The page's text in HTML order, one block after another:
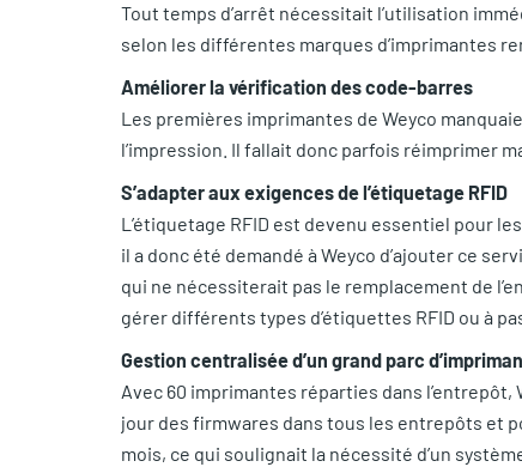
Tout temps d’arrêt nécessitait l’utilisation
selon les différentes marques d’imprimantes
Améliorer la vérification des code-barres
Les premières imprimantes de Weyco
l’impression. Il fallait donc parfois réimprimer
S’adapter aux exigences de l’étiquetage RFID
L’étiquetage RFID est devenu essentiel pour
il a donc été demandé à Weyco d’ajouter ce
qui ne nécessiterait pas le remplacement de
gérer différents types d’étiquettes RFID ou à
Gestion centralisée d’un grand parc
Avec 60 imprimantes réparties dans
jour des firmwares dans tous les entrepôts et
mois, ce qui soulignait la nécessité d’un